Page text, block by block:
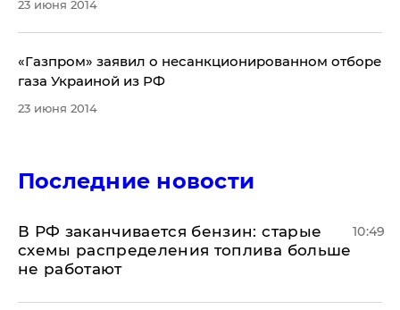
23 июня 2014
«Газпром» заявил о несанкционированном отборе
газа Украиной из РФ
23 июня 2014
Последние новости
​В РФ заканчивается бензин: старые
схемы распределения топлива больше
не работают
10:49